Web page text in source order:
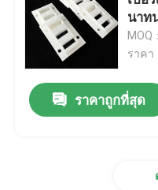
อะลูมิเนียมออกไซด์ เ
สตีไทต์เซรามิค
นาท
MOQ
ราคา
ราคาถูกที่สุด